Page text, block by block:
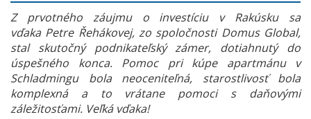
Z prvotného záujmu o investíciu v Rakúsku sa
vďaka Petre Řehákovej, zo spoločnosti Domus Global,
stal skutočný podnikateľský zámer, dotiahnutý do
úspešného konca. Pomoc pri kúpe apartmánu v
Schladmingu bola neoceniteľná, starostlivosť bola
komplexná a to vrátane pomoci s daňovými
záležitosťami. Veľká vďaka!